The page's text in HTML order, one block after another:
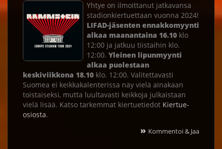
Yhtye on ilmoittanut jatkavansa
stadionkiertuettaan vuonna 2024!
LIFAD-jäsenten ennakkomyynti
alkaa maanantaina 16.10 klo
12:00 ja jatkuu tiistaihin klo.
12:00. Yleinen lipunmyynti
alkaa puolestaan
keskiviikkona 18.10 klo. 12:00. Valitettavasti
Suomea ei keikkakalenterissa näy vielä ainakaan
toistaiseksi, mutta luultavasti keikkoja julkaistaan
vielä lisää. Katso tarkemmat kiertuetiedot Kiertue-
osiosta.
» Kommentoi & Jaa